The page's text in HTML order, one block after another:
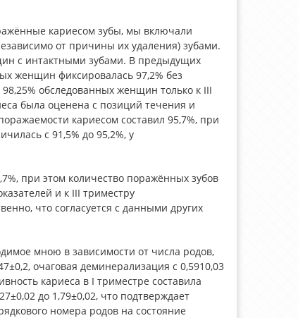
кариесом зубы, мы включали
от причины их удаления) зубами.
с интактными зубами. В предыдущих
женщин фиксировалась 97,2% без
обследованных женщин только к III
была оценена с позиций течения и
кариесом составил 95,7%, при
с 91,5% до 95,2%, у
при этом количество поражённых зубов
и к III триместру
что согласуется с данными других
мною в зависимости от числа родов,
очаговая деминерализация с 0,5910,03
кариеса в I триместре составила
до 1,79±0,02, что подтверждает
номера родов на состояние